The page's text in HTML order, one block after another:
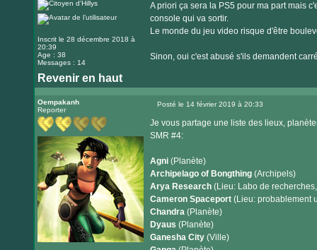
Inscrit le 28 décembre 2018 à
20:39
Age : 38
Messages : 14
A priori ça sera la PS5 pour ma part mais
console qui va sortir.
Le monde du jeu video risque d'être
Sinon, oui c'est abusé s'ils demandent
Revenir en haut
Oempakanh
Reporter
Posté le 14 février 2019 à 20:33
Je vous partage une liste des lieux,
SMR #4:
Agni(Planète)
Archipelago of Bongthing(Archipels)
Arya Research (Lieu: Labo de
Cameron Spaceport(Lieu: probablement
Chandra(Planète)
Dyaus (Planète)
Ganesha City(Ville)